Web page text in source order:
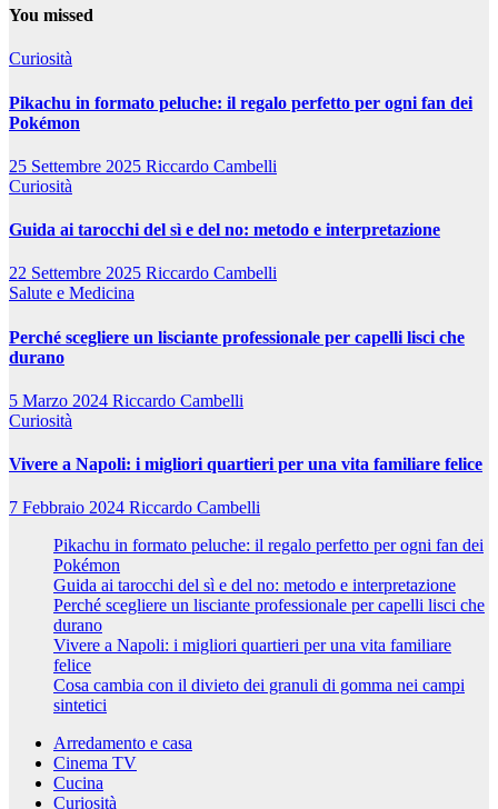
You missed
Curiosità
Pikachu in formato peluche: il regalo perfetto per ogni fan dei
Pokémon
25 Settembre 2025 Riccardo Cambelli
Curiosità
Guida ai tarocchi del sì e del no: metodo e interpretazione
22 Settembre 2025 Riccardo Cambelli
Salute e Medicina
Perché scegliere un lisciante professionale per capelli lisci che
durano
5 Marzo 2024 Riccardo Cambelli
Curiosità
Vivere a Napoli: i migliori quartieri per una vita familiare felice
7 Febbraio 2024 Riccardo Cambelli
Pikachu in formato peluche: il regalo perfetto per ogni fan dei
Pokémon
Guida ai tarocchi del sì e del no: metodo e interpretazione
Perché scegliere un lisciante professionale per capelli lisci che
durano
Vivere a Napoli: i migliori quartieri per una vita familiare
felice
Cosa cambia con il divieto dei granuli di gomma nei campi
sintetici
Arredamento e casa
Cinema TV
Cucina
Curiosità